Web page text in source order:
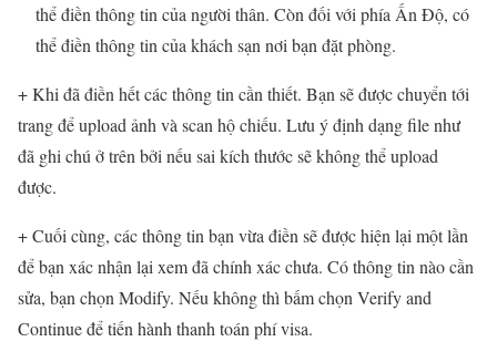
thể điền thông tin của người thân. Còn đối với phía Ấn Độ, có
thể điền thông tin của khách sạn nơi bạn đặt phòng.
+ Khi đã điền hết các thông tin cần thiết. Bạn sẽ được chuyển tới
trang để upload ảnh và scan hộ chiếu. Lưu ý định dạng file như
đã ghi chú ở trên bởi nếu sai kích thước sẽ không thể upload
được.
+ Cuối cùng, các thông tin bạn vừa điền sẽ được hiện lại một lần
để bạn xác nhận lại xem đã chính xác chưa. Có thông tin nào cần
sửa, bạn chọn Modify. Nếu không thì bấm chọn Verify and
Continue để tiến hành thanh toán phí visa.